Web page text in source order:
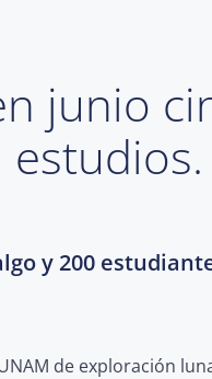
junio
y 200
de exploración